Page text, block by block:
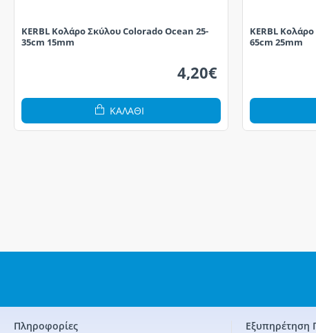
KERBL Κολάρο Σκύλου Colorado Ocean 25-
35cm 15mm
4,20€
ΚΑΛΆΘΙ
KERBL
65cm 25mm
Πληροφορίες Εξυπηρέτηση